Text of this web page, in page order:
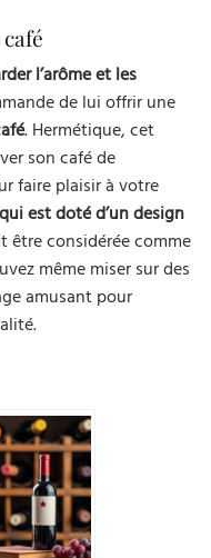
l’arôme et les
de lui offrir une
. Hermétique, cet
son café de
faire plaisir à votre
est doté d’un design
être considérée comme
même miser sur des
amusant pour